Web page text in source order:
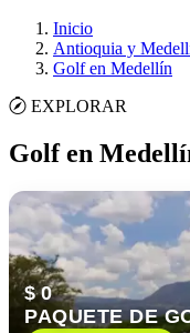
Inicio
Antioquia y
Golf en Medellín
EXPLORAR
Golf en
$ 0
PAQUETE DE